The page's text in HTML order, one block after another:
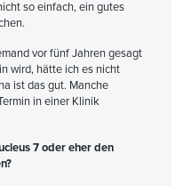
so einfach, ein gutes
vor fünf Jahren gesagt
wird, hätte ich es nicht
ist das gut. Manche
in einer Klinik
7 oder eher den